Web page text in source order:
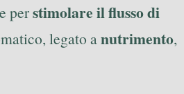
perstimolare il flusso di
legato anutrimento,